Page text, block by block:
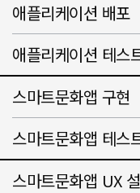
애플리케이션 배포
애플리케이션 테스
스마트문화앱 구현
스마트문화앱 테스
스마트문화앱 UX